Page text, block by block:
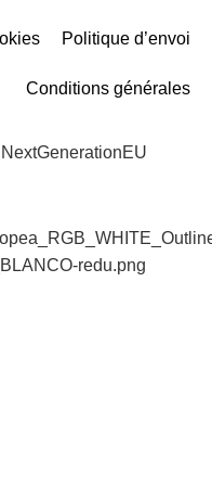
Politique d’envoi
Conditions générales